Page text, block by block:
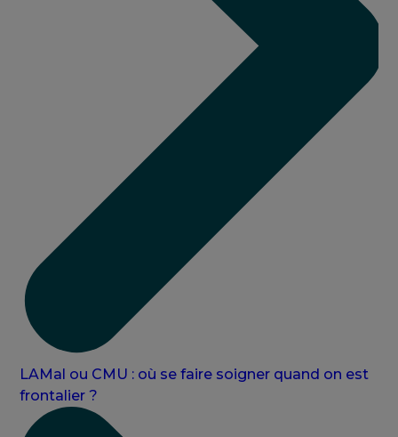
LAMal ou CMU : où se faire soigner quand on est
frontalier ?